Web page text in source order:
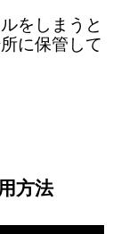
をしまうと
に保管して
方法